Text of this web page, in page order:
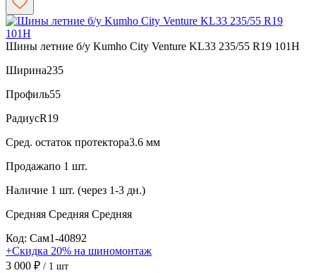
Шины летние б/у Kumho City Venture KL33 235/55 R19 101H
Ширина235
Профиль55
РадиусR19
Сред. остаток протектора3.6 мм
Продажапо 1 шт.
Наличие 1 шт. (через 1-3 дн.)
Средняя Средняя Средняя
Код: Сам1-40892
+Скидка 20% на шиномонтаж
3 000 ₽ / 1 шт